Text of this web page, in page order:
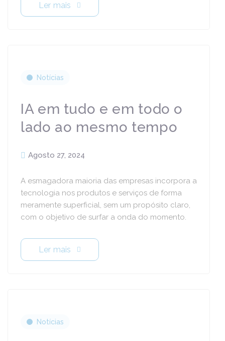
Ler mais
Notícias
IA em tudo e em todo o
lado ao mesmo tempo
Agosto 27, 2024
A esmagadora maioria das empresas incorpora a
tecnologia nos produtos e serviços de forma
meramente superficial, sem um propósito claro,
com o objetivo de surfar a onda do momento.
Ler mais
Notícias